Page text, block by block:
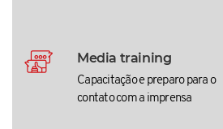
Media training
Capacitação e preparo para o
contato com a imprensa